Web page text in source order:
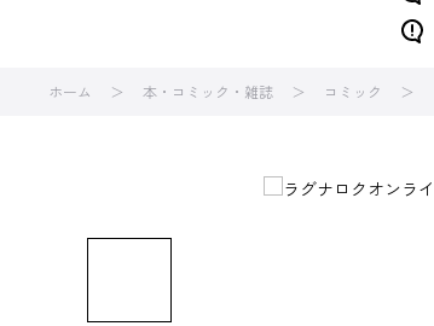
ホーム 本・コミック・雑誌 コミック